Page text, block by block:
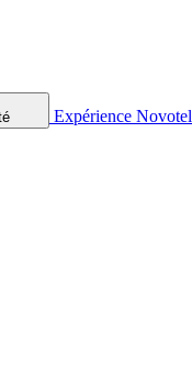
Expérience Novotel